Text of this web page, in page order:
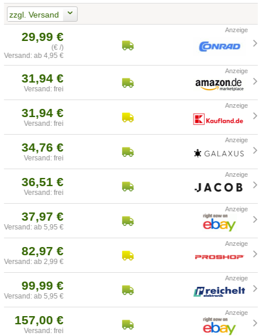
zzgl. Versand
29,99 €
(€ /)
Versand: ab 4,95 €
31,94 €
Versand: frei
31,94 €
Versand: frei
34,76 €
Versand: frei
36,51 €
Versand: frei
37,97 €
Versand: ab 5,95 €
82,97 €
Versand: ab 2,99 €
99,99 €
Versand: ab 5,95 €
157,00 €
Versand: frei